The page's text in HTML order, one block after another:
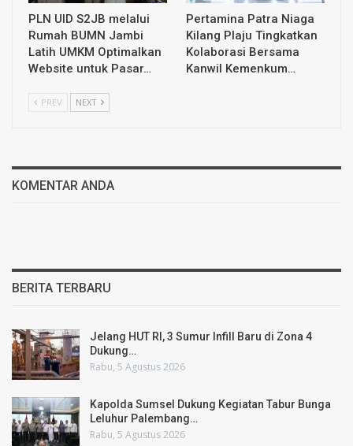
PLN UID S2JB melalui
Rumah BUMN Jambi
Latih UMKM Optimalkan
Website untuk Pasar…
Pertamina Patra Niaga
Kilang Plaju Tingkatkan
Kolaborasi Bersama
Kanwil Kemenkum…
PREV NEXT
KOMENTAR ANDA
BERITA TERBARU
Jelang HUT RI, 3 Sumur Infill Baru di Zona 4
Dukung…
Rabu, 5 Agustus 2026
Kapolda Sumsel Dukung Kegiatan Tabur Bunga
Leluhur Palembang…
Rabu, 5 Agustus 2026